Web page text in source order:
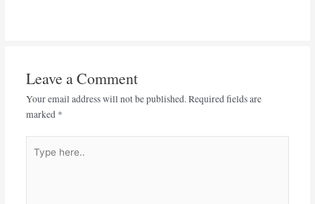
Leave a Comment
Your email address will not be published.Required fields are
marked *
here..